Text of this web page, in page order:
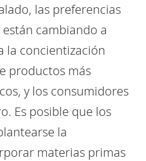
las preferencias
cambiando a
la concientización
productos más
y los consumidores
Es posible que los
la
materias primas